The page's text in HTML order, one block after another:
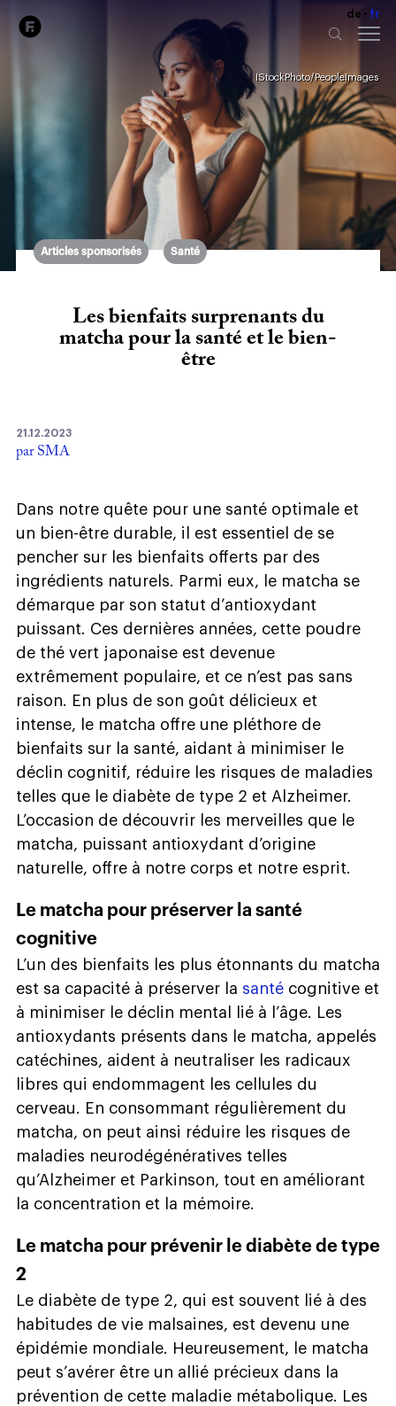
de fr
IStockPhoto/PeopleImages
Articles sponsorisés Santé
Les bienfaits surprenants du
matcha pour la santé et le bien-
être
21.12.2023
par SMA
Dans notre quête pour une santé optimale et
un bien-être durable, il est essentiel de se
pencher sur les bienfaits offerts par des
ingrédients naturels. Parmi eux, le matcha se
démarque par son statut d’antioxydant
puissant. Ces dernières années, cette poudre
de thé vert japonaise est devenue
extrêmement populaire, et ce n’est pas sans
raison. En plus de son goût délicieux et
intense, le matcha offre une pléthore de
bienfaits sur la santé, aidant à minimiser le
déclin cognitif, réduire les risques de maladies
telles que le diabète de type 2 et Alzheimer.
L’occasion de découvrir les merveilles que le
matcha, puissant antioxydant d’origine
naturelle, offre à notre corps et notre esprit.
Le matcha pour préserver la santé
cognitive
L’un des bienfaits les plus étonnants du matcha
est sa capacité à préserver la santé cognitive et
à minimiser le déclin mental lié à l’âge. Les
antioxydants présents dans le matcha, appelés
catéchines, aident à neutraliser les radicaux
libres qui endommagent les cellules du
cerveau. En consommant régulièrement du
matcha, on peut ainsi réduire les risques de
maladies neurodégénératives telles
qu’Alzheimer et Parkinson, tout en améliorant
la concentration et la mémoire.
Le matcha pour prévenir le diabète de type
2
Le diabète de type 2, qui est souvent lié à des
habitudes de vie malsaines, est devenu une
épidémie mondiale. Heureusement, le matcha
peut s’avérer être un allié précieux dans la
prévention de cette maladie métabolique. Les